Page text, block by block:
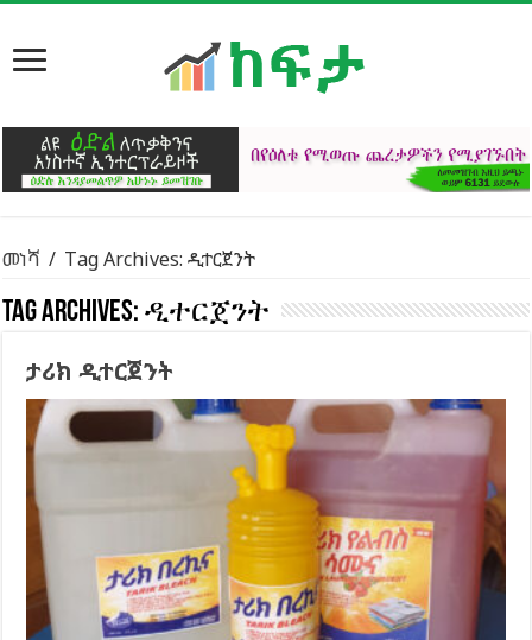
መነሻ / Tag Archives: ዲተርጀንት
Tag Archives: ዲተርጀንት
ታሪክ ዲተርጀንት